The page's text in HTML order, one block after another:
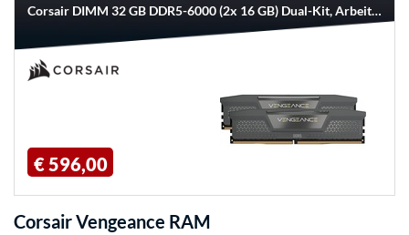
Corsair DIMM 32 GB DDR5-6000 (2x 16 GB) Dual-Kit, Arbeitsspeicher
€ 596,00
Corsair Vengeance RAM